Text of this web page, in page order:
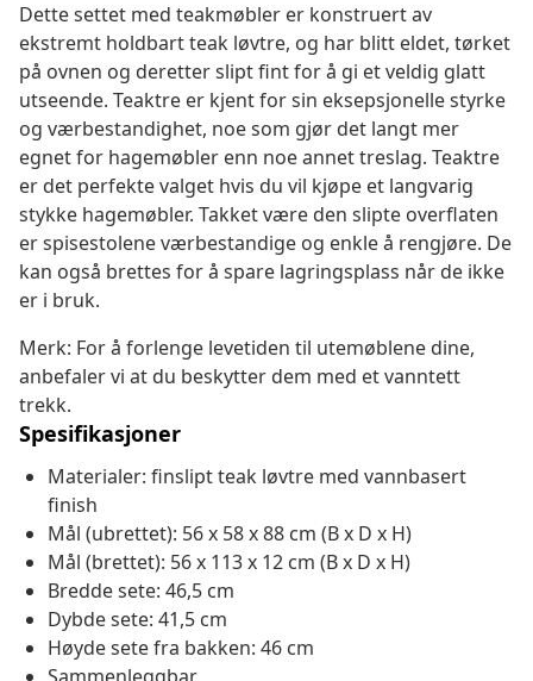
Dette settet med teakmøbler er konstruert av
ekstremt holdbart teak løvtre, og har blitt eldet, tørket
på ovnen og deretter slipt fint for å gi et veldig glatt
utseende. Teaktre er kjent for sin eksepsjonelle styrke
og værbestandighet, noe som gjør det langt mer
egnet for hagemøbler enn noe annet treslag. Teaktre
er det perfekte valget hvis du vil kjøpe et langvarig
stykke hagemøbler. Takket være den slipte overflaten
er spisestolene værbestandige og enkle å rengjøre. De
kan også brettes for å spare lagringsplass når de ikke
er i bruk.
Merk: For å forlenge levetiden til utemøblene dine,
anbefaler vi at du beskytter dem med et vanntett
trekk.
Spesifikasjoner
Materialer: finslipt teak løvtre med vannbasert
finish
Mål (ubrettet): 56 x 58 x 88 cm (B x D x H)
Mål (brettet): 56 x 113 x 12 cm (B x D x H)
Bredde sete: 46,5 cm
Dybde sete: 41,5 cm
Høyde sete fra bakken: 46 cm